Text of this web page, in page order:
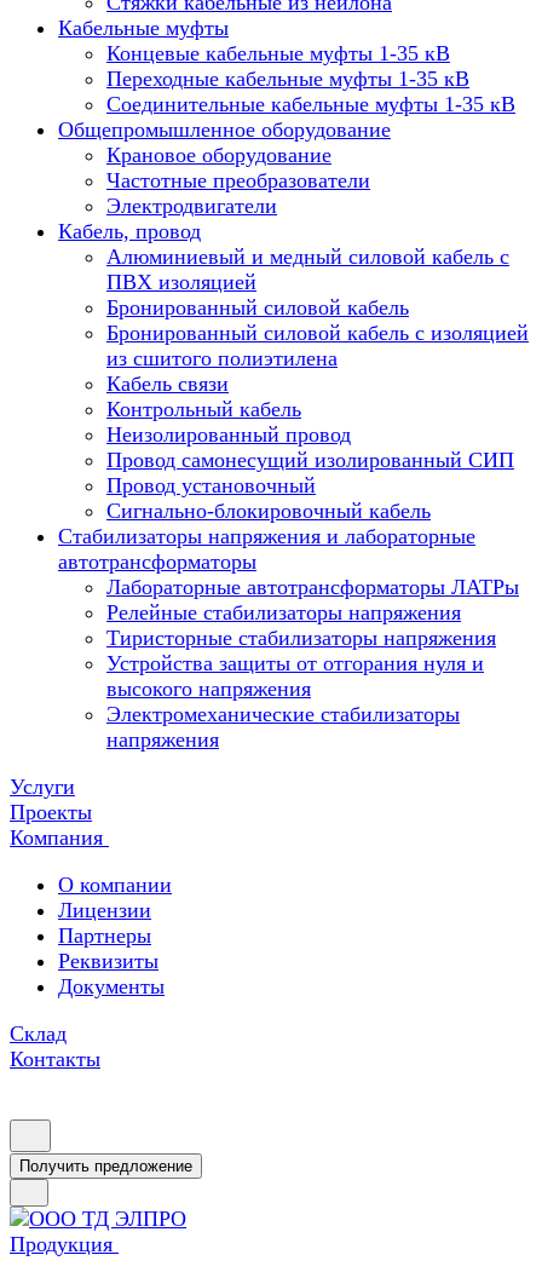
Кабельные муфты
Концевые кабельные муфты 1-35 кВ
Переходные кабельные муфты 1-35 кВ
Соединительные кабельные муфты 1-35 кВ
Общепромышленное оборудование
Крановое оборудование
Частотные преобразователи
Электродвигатели
Кабель, провод
Алюминиевый и медный силовой кабель с
ПВХ изоляцией
Бронированный силовой кабель
Бронированный силовой кабель с изоляцией
из сшитого полиэтилена
Кабель связи
Контрольный кабель
Неизолированный провод
Провод самонесущий изолированный СИП
Провод установочный
Сигнально-блокировочный кабель
Стабилизаторы напряжения и лабораторные
автотрансформаторы
Лабораторные автотрансформаторы ЛАТРы
Релейные стабилизаторы напряжения
Тиристорные стабилизаторы напряжения
Устройства защиты от отгорания нуля и
высокого напряжения
Электромеханические стабилизаторы
напряжения
Услуги
Проекты
Компания
О компании
Лицензии
Партнеры
Реквизиты
Документы
Склад
Контакты
Получить предложение
Продукция